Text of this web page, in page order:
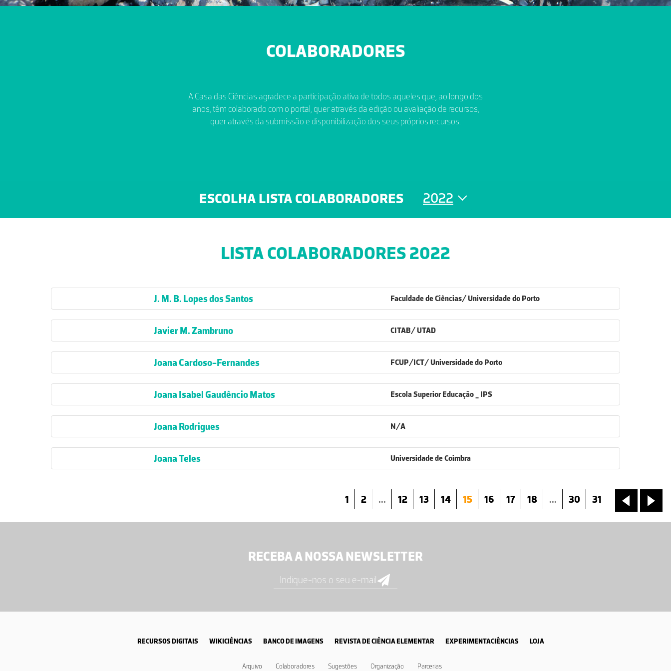
COLABORADORES
A Casa das Ciências agradece a participação ativa de todos aqueles que, ao longo dos
anos, têm colaborado com o portal, quer através da edição ou avaliação de recursos,
quer através da submissão e disponibilização dos seus próprios recursos.
ESCOLHA LISTA COLABORADORES 2022
LISTA COLABORADORES 2022
J. M. B. Lopes dos Santos Faculdade de Ciências/ Universidade do Porto
Javier M. Zambruno CITAB/ UTAD
Joana Cardoso-Fernandes FCUP/ICT/ Universidade do Porto
Joana Isabel Gaudêncio Matos Escola Superior Educação _ IPS
Joana Rodrigues N/A
Joana Teles Universidade de Coimbra
«
1 2 ... 12 13 14 15 16 17 18 ... 30 31 »
RECEBA A NOSSA NEWSLETTER
RECURSOS DIGITAIS WIKICIÊNCIAS BANCO DE IMAGENS REVISTA DE CIÊNCIA ELEMENTAR EXPERIMENTACIÊNCIAS LOJA
Arquivo Colaboradores Sugestões Organização Parcerias